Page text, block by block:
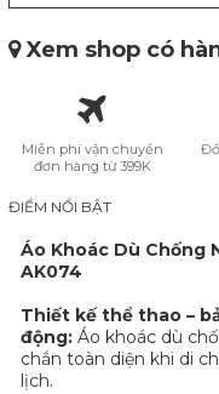
Xem shop có
Miễn phí vận chuyển
đơn hàng từ 399K
ĐIỂM NỔI BẬT
Áo Khoác Dù Chống
AK074
Thiết kế thể thao –
động:Áo khoác dù
chắn toàn diện khi di
lịch.